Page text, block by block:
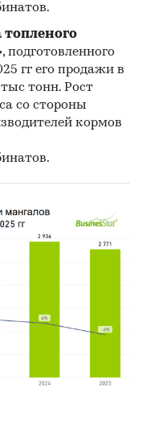
, подготовленного
гг его продажи в
тонн. Рост
со стороны
кормов